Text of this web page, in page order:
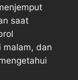
saat
dan